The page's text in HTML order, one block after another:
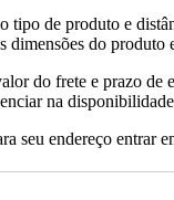
tipo de produto e
dimensões do
do frete e prazo de
na
seu endereço entrar